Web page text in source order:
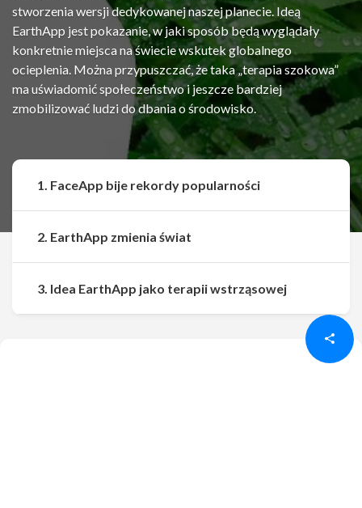
stworzenia wersji dedykowanej naszej planecie. Ideą
EarthApp jest pokazanie, w jaki sposób będą wyglądały
konkretnie miejsca na świecie wskutek globalnego
ocieplenia. Można przypuszczać, że taka „terapia szokowa”
ma uświadomić społeczeństwo i jeszcze bardziej
zmobilizować ludzi do dbania o środowisko.
Udostępnij Udostępnij
1. FaceApp bije rekordy popularności
2. EarthApp zmienia świat
3. Idea EarthApp jako terapii wstrząsowej